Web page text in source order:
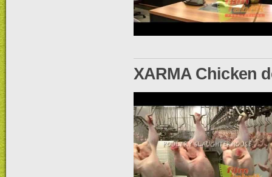
XARMA Chicken